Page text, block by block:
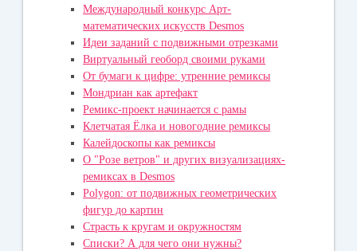
Международный конкурс Арт-
математических искусств Desmos
Идеи заданий с подвижными отрезками
Виртуальный геоборд своими руками
От бумаги к цифре: утренние ремиксы
Мондриан как артефакт
Ремикс-проект начинается с рамы
Клетчатая Ёлка и новогодние ремиксы
Калейдоскопы как ремиксы
О "Розе ветров" и других визуализациях-
ремиксах в Desmos
Polygon: от подвижных геометрических
фигур до картин
Страсть к кругам и окружностям
Списки? А для чего они нужны?